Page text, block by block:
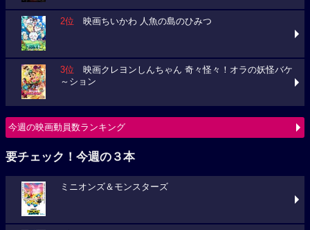
2位 映画ちいかわ 人魚の島のひみつ
3位 映画クレヨンしんちゃん 奇々怪々！オラの妖怪バケ
～ション
今週の映画動員数ランキング
要チェック！今週の３本
ミニオンズ＆モンスターズ